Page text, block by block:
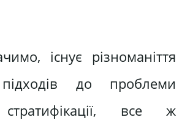
існує різноманіття
до проблеми
стратифікації, все ж